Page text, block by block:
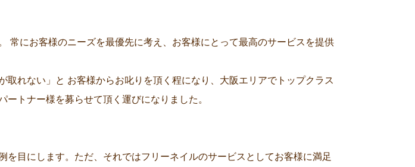
常にお客様のニーズを最優先に考え、お客様にとって最高のサービスを提供
れない」と お客様からお叱りを頂く程になり、大阪エリアでトップクラス
トナー様を募らせて頂く運びになりました。
目にします。ただ、それではフリーネイルのサービスとしてお客様に満足